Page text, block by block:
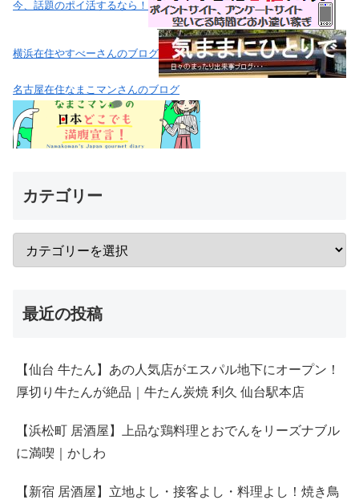
今、話題のポイ活するなら！
横浜在住やすべーさんのブログ
名古屋在住なまこマンさんのブログ
カテゴリー
最近の投稿
【仙台 牛たん】あの人気店がエスパル地下にオープン！
厚切り牛たんが絶品｜牛たん炭焼 利久 仙台駅本店
【浜松町 居酒屋】上品な鶏料理とおでんをリーズナブル
に満喫｜かしわ
【新宿 居酒屋】立地よし・接客よし・料理よし！焼き鳥